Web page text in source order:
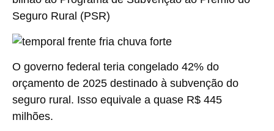
Seguro Rural (PSR)
O governo federal teria congelado 42% do
orçamento de 2025 destinado à subvenção do
seguro rural. Isso equivale a quase R$ 445
milhões.